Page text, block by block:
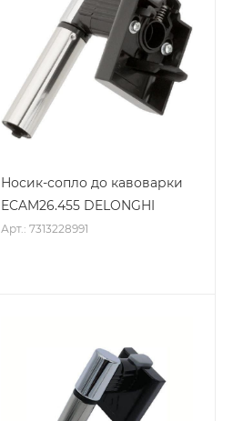
Носик-сопло до кавоварки
ECAM26.455 DELONGHI
Арт.: 7313228991